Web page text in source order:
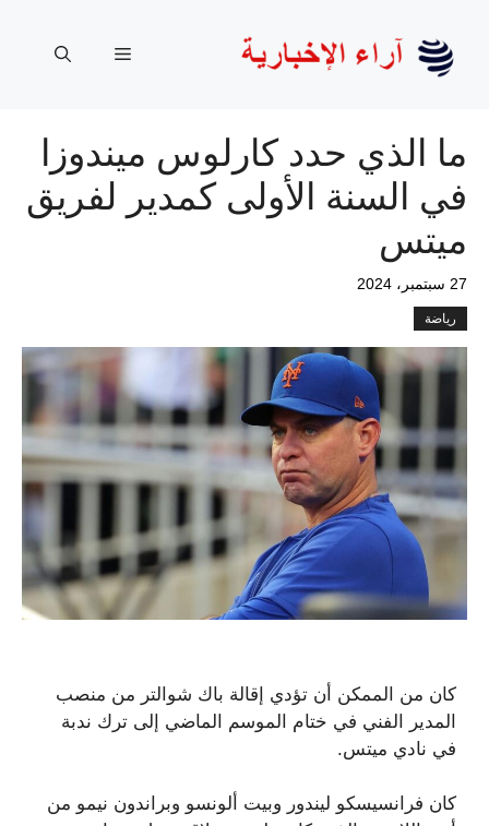
المحتوى
القائمة
ما الذي حدد كارلوس ميندوزا
في السنة الأولى كمدير لفريق
ميتس
27 سبتمبر، 2024
رياضة
كان من الممكن أن تؤدي إقالة باك شوالتر من منصب
المدير الفني في ختام الموسم الماضي إلى ترك ندبة
في نادي ميتس.
كان فرانسيسكو ليندور وبيت ألونسو وبراندون نيمو من